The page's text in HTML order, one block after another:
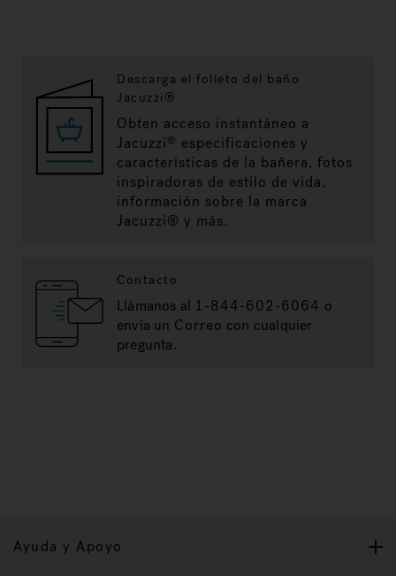
Descarga el folleto del baño
Jacuzzi®
Obten acceso instantáneo a
Jacuzzi® especificaciones y
características de la bañera, fotos
inspiradoras de estilo de vida,
información sobre la marca
Jacuzzi® y más.
Contacto
Llámanos al 1-844-602-6064 o
envía un Correo con cualquier
pregunta.
Ayuda y Apoyo